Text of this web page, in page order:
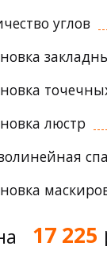
углов
люстр
17 225